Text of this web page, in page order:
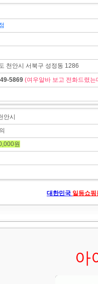
천안시 서북구 성정동 1286
5869 (여우알바 보고 전화드렸
안시
원
대한민국 일등쇼
아